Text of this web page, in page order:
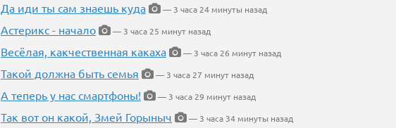
Да иди ты сам знаешь куда
— 3 часа 24 минуты назад
Астерикс - начало
— 3 часа 25 минут назад
Весёлая, какчественная какаха
— 3 часа 26 минут назад
Такой должна быть семья
— 3 часа 27 минут назад
А теперь у нас смартфоны!
— 3 часа 29 минут назад
Так вот он какой, Змей Горыныч
— 3 часа 34 минуты назад